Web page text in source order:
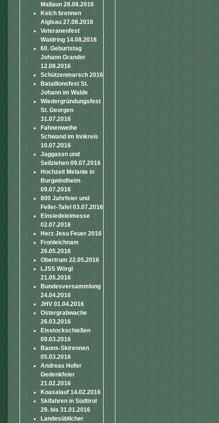
Mallaun 28.08.2016
Kelch brennen
Aiglsau 27.08.2016
Veteranenfest
Waidring 14.08.2016
60. Geburtstag
Johann Grander
12.08.2016
Schützenmarsch 2016
Bataillonsfest St.
Johann im Walde
Wiedergründungsfest
St. Georgen
31.07.2016
Fahnenweihe
Schwand im Innkreis
10.07.2016
Jaggassn und
Seilziehen 09.07.2016
Hochzeit Melanie in
Burgwindheim
09.07.2016
800 Jahrfeier und
Feller-Tafel 03.07.2016
Einsiedeleimesse
02.07.2016
Herz Jesu Feuer 2016
Fronleichnam
26.05.2016
Obertrum 22.05.2016
LJSS Wörgl
21.05.2016
Bundesversammlung
24.04.2016
JHV 01.04.2016
Ostergrabwache
26.03.2016
Eisstockschießen
09.03.2016
Baons-Skirennen
05.03.2016
Andreas Hofer
Gedenkfeier
21.02.2016
Koasalauf 14.02.2016
Skifahren in Südtirol
29. bis 31.01.2016
Landesüblicher